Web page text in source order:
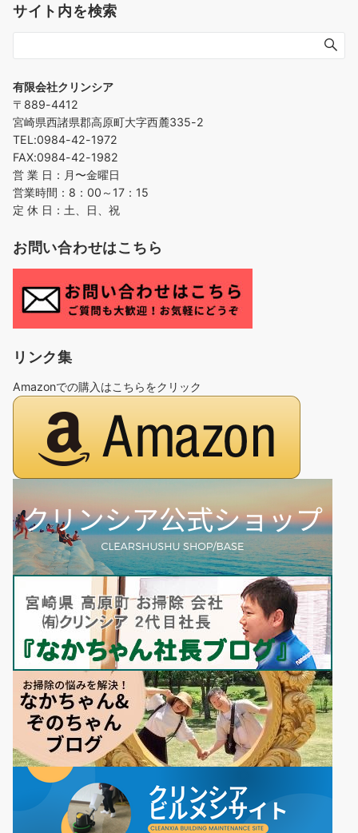
サイト内を検索
有限会社クリンシア
〒889-4412
宮崎県西諸県郡高原町大字西麓335-2
TEL:0984-42-1972
FAX:0984-42-1982
営 業 日：月〜金曜日
営業時間：8：00～17：15
定 休 日：土、日、祝
お問い合わせはこちら
リンク集
Amazonでの購入はこちらをクリック